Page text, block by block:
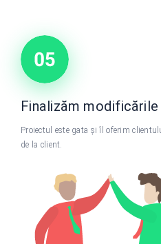
Finalizăm modificările
Proiectul este gata și îl oferim
de la client.